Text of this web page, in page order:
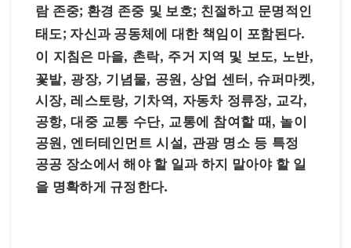
람 존중; 환경 존중 및 보호; 친절하고 문명적인
태도; 자신과 공동체에 대한책임이 포함된다.
이 지침은 마을, 촌락, 주거 지역 및 보도, 노반,
꽃밭, 광장, 기념물, 공원, 상업 센터, 슈퍼마켓,
시장, 레스토랑, 기차역, 자동차 정류장, 교각,
공항, 대중 교통 수단, 교통에 참여할 때, 놀이
공원, 엔터테인먼트 시설, 관광 명소 등 특정
공공 장소에서 해야 할 일과하지 말아야 할 일
을 명확하게 규정한다.